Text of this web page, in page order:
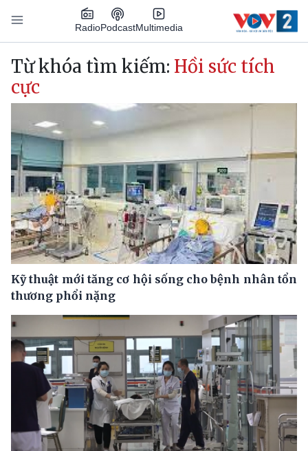
Nhảy đến nội dung
RadioPodcastMultimedia
Main navigation
Từ khóa tìm kiếm: Hồi sức tích
cực
Kỹ thuật mới tăng cơ hội sống cho bệnh nhân tổn
thương phổi nặng